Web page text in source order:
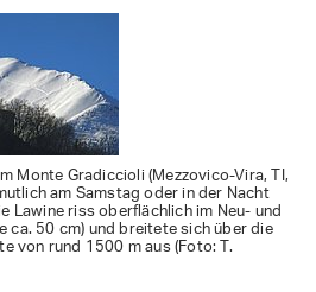
Monte Gradiccioli (Mezzovico-Vira, TI,
am Samstag oder in der Nacht
Lawine riss oberflächlich im Neu- und
ca. 50 cm) und breitete sich über die
von rund 1500 m aus (Foto: T.